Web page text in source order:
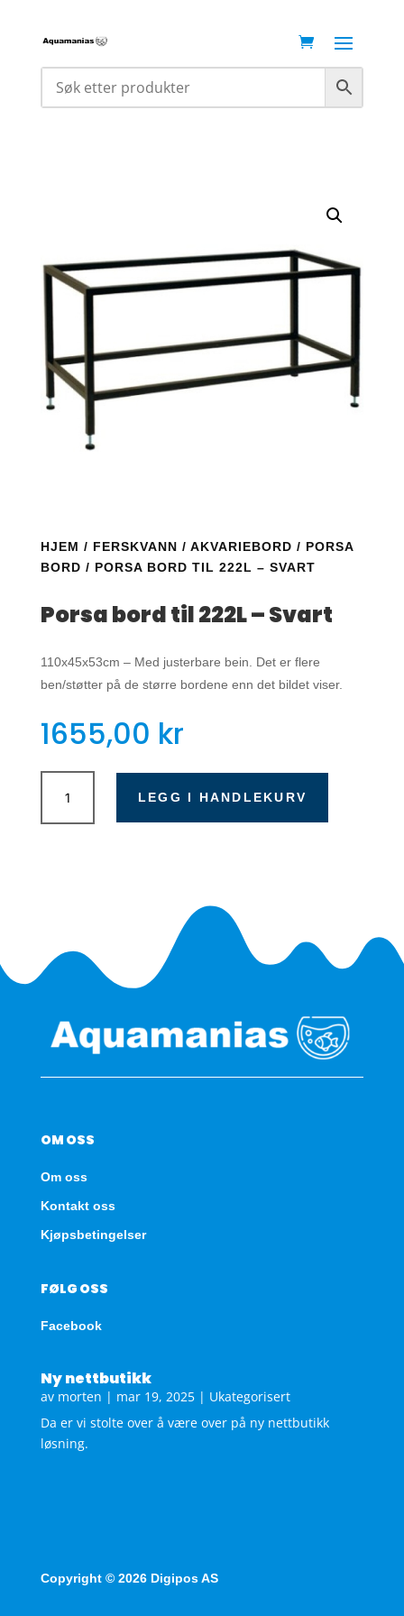
HJEM / FERSKVANN / AKVARIEBORD / PORSA
BORD / PORSA BORD TIL 222L – SVART
Porsa bord til 222L – Svart
110x45x53cm – Med justerbare bein. Det er flere
ben/støtter på de større bordene enn det bildet viser.
1655,00 kr
Porsa
til
LEGG I HANDLEKURV
OM OSS
Om oss
Kontakt oss
Kjøpsbetingelser
FØLG OSS
Facebook
Ny nettbutikk
av morten | mar 19, 2025| Ukategorisert
Da er vi stolte over å være over på ny nettbutikk
løsning.
Copyright © 2026 Digipos AS